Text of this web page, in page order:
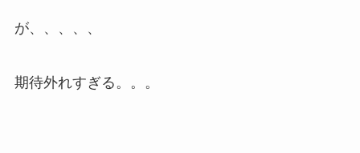
が、、、、、
期待外れすぎる。。。